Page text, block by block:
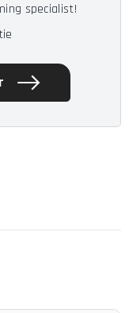
A naar USB-C-kabel,
specialist!